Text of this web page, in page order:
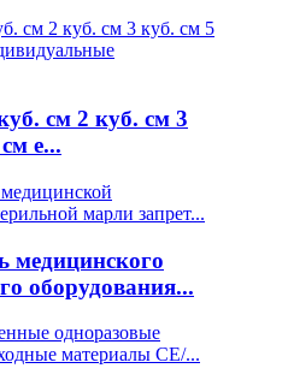
см 2 куб. см 3
е...
медицинского
оборудования...